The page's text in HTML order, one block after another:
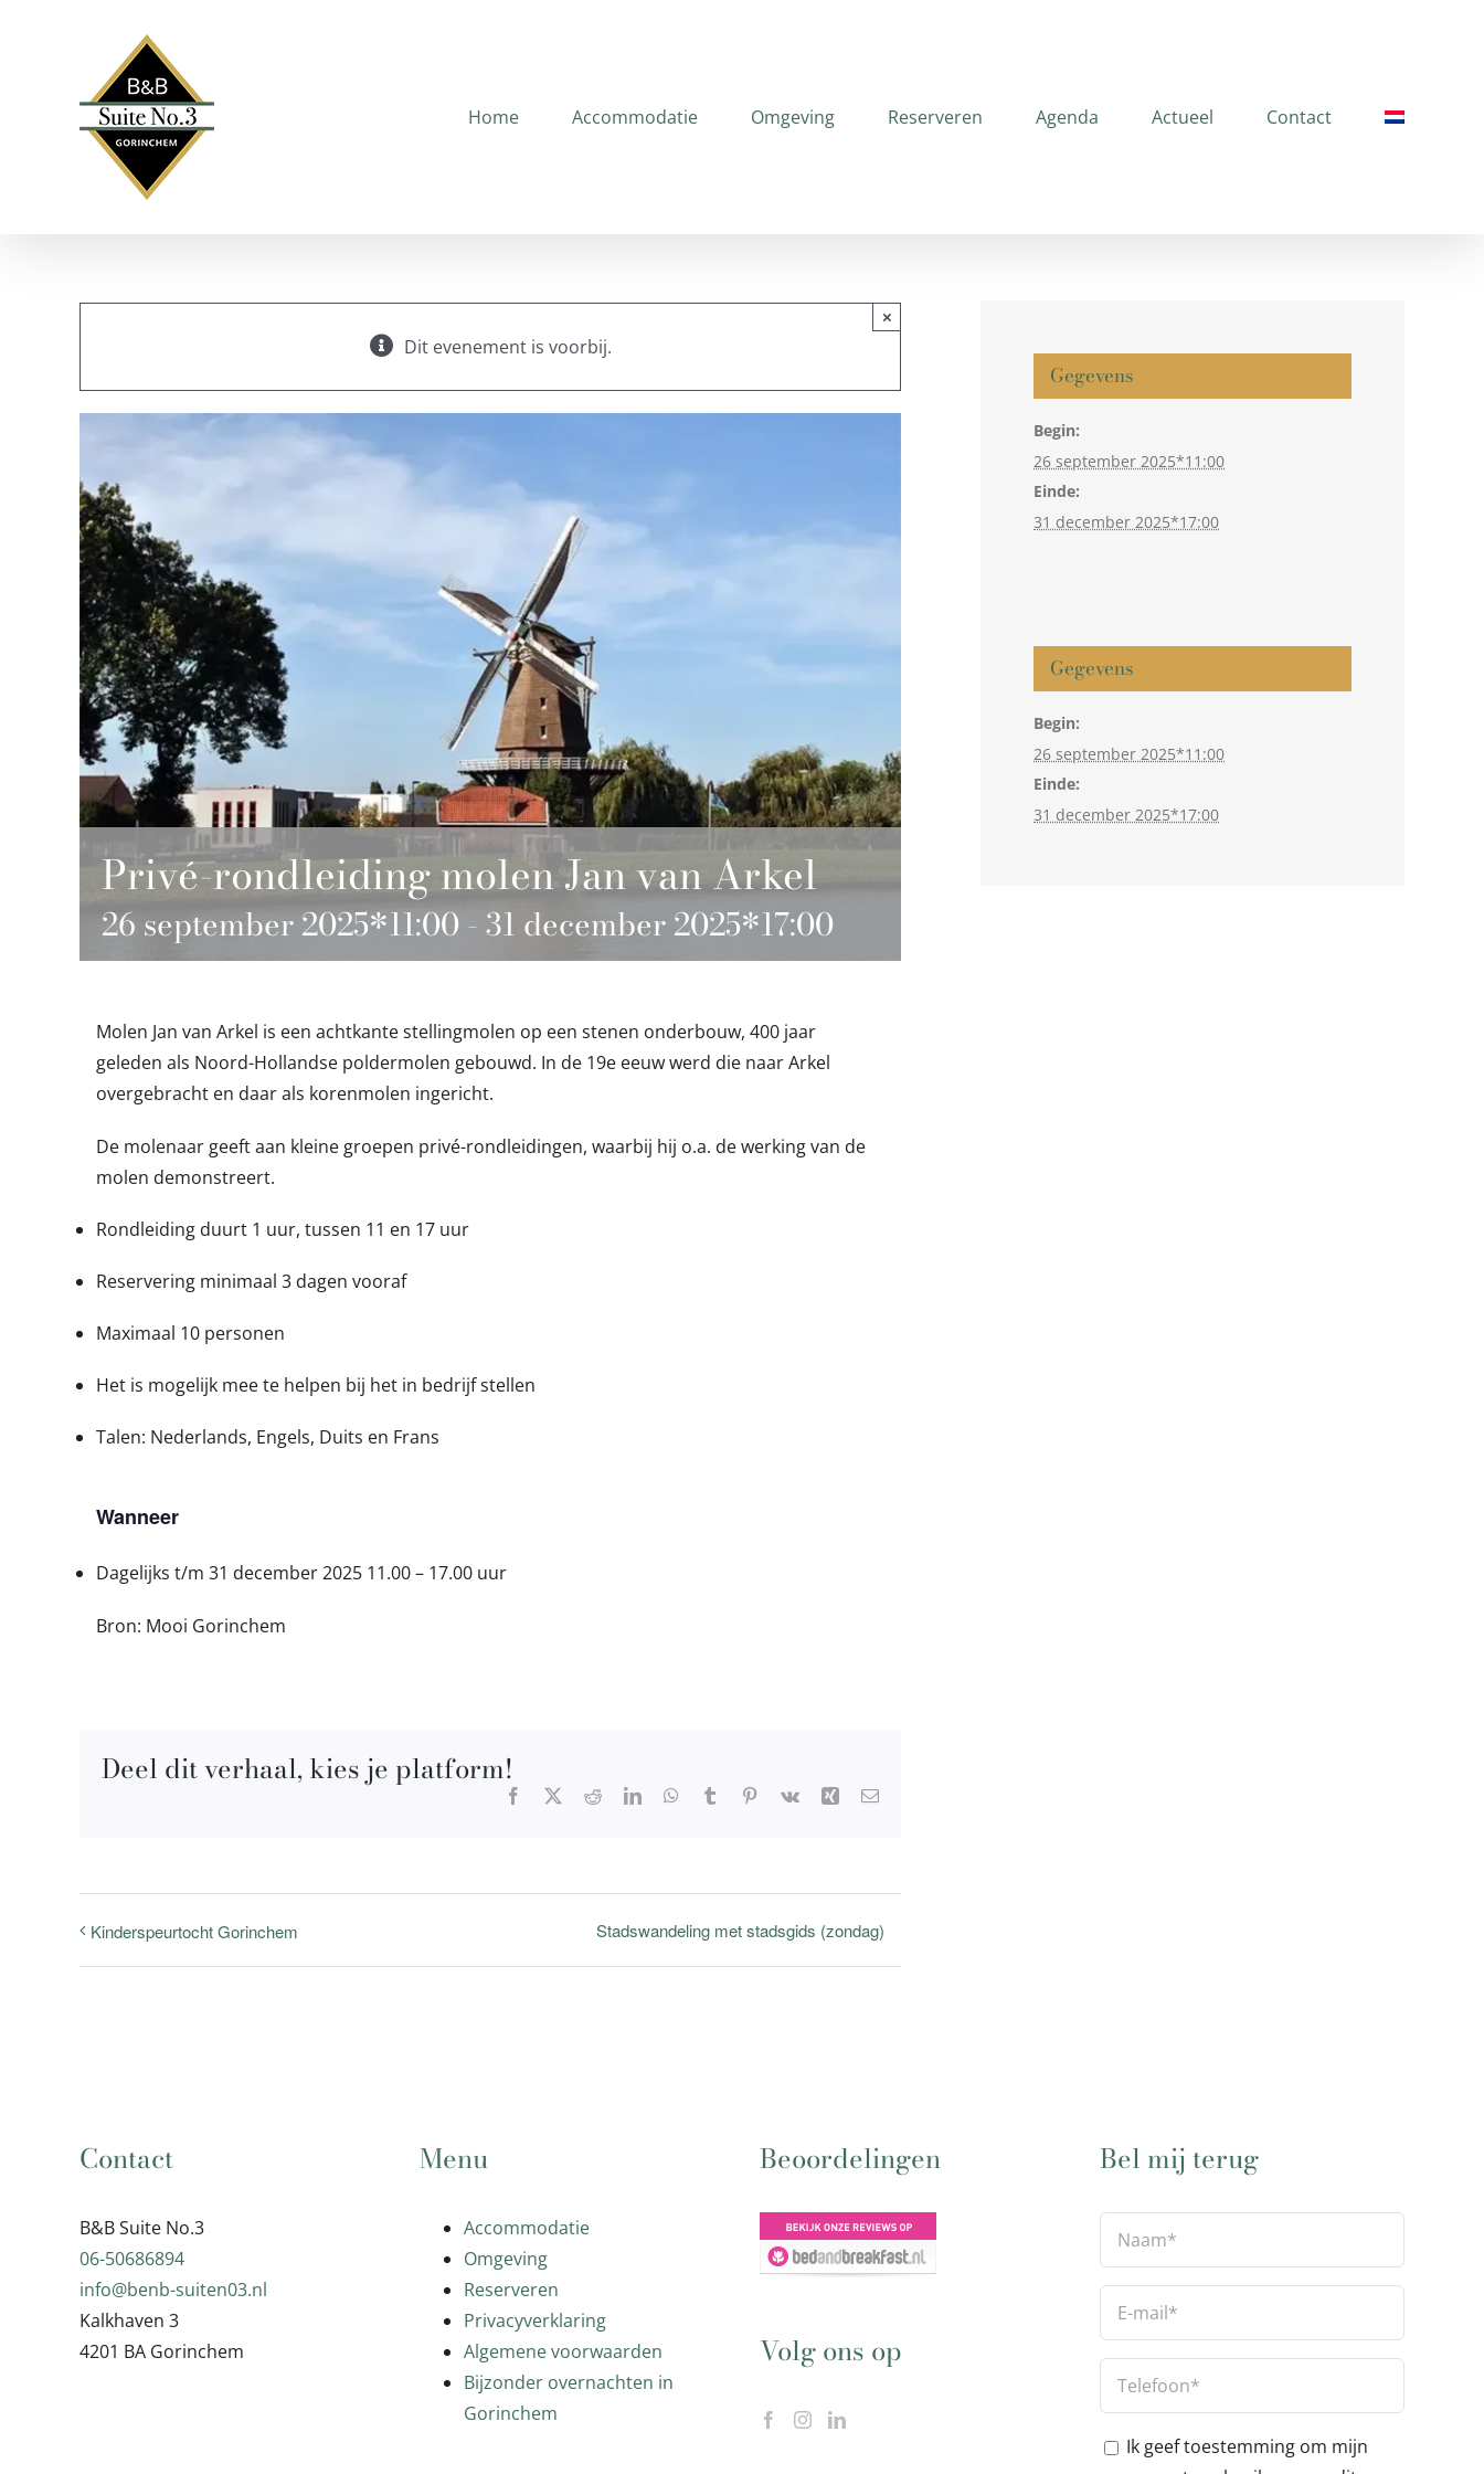
Home
Accommodatie Omgeving Reserveren Agenda Actueel Contact
Dit evenement is voorbij.
×
Privé-rondleiding molen Jan van Arkel
26 september 2025*11:00-31 december 2025*17:00
Molen Jan van Arkel is een achtkante stellingmolen op een stenen onderbouw, 400 jaar
geleden als Noord-Hollandse poldermolen gebouwd. In de 19e eeuw werd die naar Arkel
overgebracht en daar als korenmolen ingericht.
De molenaar geeft aan kleine groepen privé-rondleidingen, waarbij hij o.a. de werking van de
molen demonstreert.
Rondleiding duurt 1 uur, tussen 11 en 17 uur
Reservering minimaal 3 dagen vooraf
Maximaal 10 personen
Het is mogelijk mee te helpen bij het in bedrijf stellen
Talen: Nederlands, Engels, Duits en Frans
Wanneer
Dagelijks t/m 31 december 2025 11.00 – 17.00 uur
Bron: Mooi Gorinchem
Deel dit verhaal, kies je platform!
Facebook RedditLinkedInWhatsApp
Tumblr Pinterest
Vk Xing E-
Kinderspeurtocht Gorinchem Stadswandeling met stadsgids (zondag)
Gegevens
Begin:
26 september 2025*11:00
Einde:
31 december 2025*17:00
Gegevens
Begin:
26 september 2025*11:00
Einde:
31 december 2025*17:00
Contact
B&B Suite No.3
06-50686894
info@benb-suiten03.nl
Kalkhaven 3
4201 BA Gorinchem
Menu
Accommodatie
Omgeving
Reserveren
Privacyverklaring
Algemene voorwaarden
Bijzonder overnachten in
Gorinchem
Beoordelingen
Volg ons op
Bel mij terug
Ik geef toestemming om mijn